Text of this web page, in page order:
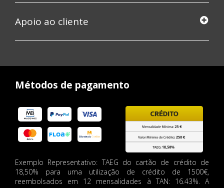
Apoio ao cliente
Métodos de pagamento
Exemplo Representativo: TAEG do cartão de crédito de
18,50% para uma utilização de crédito de 1500€,
reembolsados em 12 mensalidades à TAN: 16.43%. A